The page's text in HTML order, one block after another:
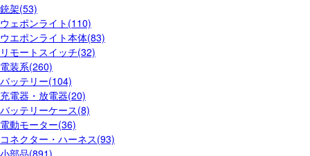
銃架(53)
ウェポンライト(110)
ウエポンライト本体(83)
リモートスイッチ(32)
電装系(260)
バッテリー(104)
充電器・放電器(20)
バッテリーケース(8)
電動モーター(36)
コネクター・ハーネス(93)
小部品(891)